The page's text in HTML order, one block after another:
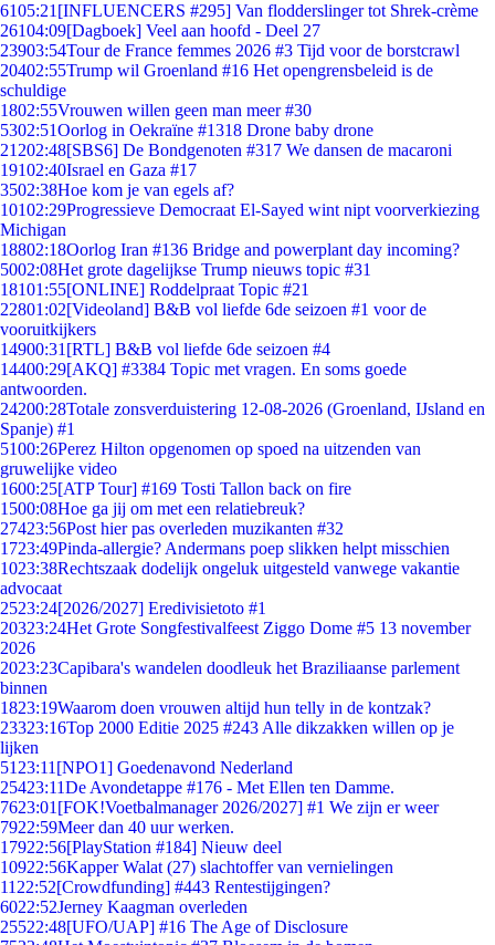
6105:21 [INFLUENCERS #295] Van flodderslinger tot Shrek-crème
26104:09[Dagboek] Veel aan hoofd - Deel 27
23903:54Tour de France femmes 2026 #3 Tijd voor de borstcrawl
20402:55Trump wil Groenland #16 Het opengrensbeleid is de
schuldige
1802:55Vrouwen willen geen man meer #30
5302:51Oorlog in Oekraïne #1318 Drone baby drone
21202:48[SBS6] De Bondgenoten #317 We dansen de macaroni
19102:40Israel en Gaza #17
3502:38Hoe kom je van egels af?
10102:29Progressieve Democraat El-Sayed wint nipt voorverkiezing
Michigan
18802:18Oorlog Iran #136 Bridge and powerplant day incoming?
5002:08Het grote dagelijkse Trump nieuws topic #31
18101:55[ONLINE] Roddelpraat Topic #21
22801:02[Videoland] B&B vol liefde 6de seizoen #1 voor de
vooruitkijkers
14900:31 [RTL] B&B vol liefde 6de seizoen #4
14400:29[AKQ] #3384 Topic met vragen. En soms goede
antwoorden.
24200:28Totale zonsverduistering 12-08-2026 (Groenland, IJsland en
Spanje) #1
5100:26Perez Hilton opgenomen op spoed na uitzenden van
gruwelijke video
1600:25[ATP Tour] #169 Tosti Tallon back on fire
1500:08Hoe ga jij om met een relatiebreuk?
27423:56Post hier pas overleden muzikanten #32
1723:49Pinda-allergie? Andermans poep slikken helpt misschien
1023:38Rechtszaak dodelijk ongeluk uitgesteld vanwege vakantie
advocaat
2523:24[2026/2027] Eredivisietoto #1
20323:24Het Grote Songfestivalfeest Ziggo Dome #5 13 november
2026
2023:23Capibara's wandelen doodleuk het Braziliaanse parlement
binnen
1823:19Waarom doen vrouwen altijd hun telly in de kontzak?
23323:16Top 2000 Editie 2025 #243 Alle dikzakken willen op je
lijken
51 23:11 [NPO1] Goedenavond Nederland
25423:11De Avondetappe #176 - Met Ellen ten Damme.
7623:01 [FOK!Voetbalmanager 2026/2027] #1 We zijn er weer
7922:59Meer dan 40 uur werken.
17922:56[PlayStation #184] Nieuw deel
10922:56Kapper Walat (27) slachtoffer van vernielingen
11 22:52[Crowdfunding] #443 Rentestijgingen?
6022:52Jerney Kaagman overleden
25522:48[UFO/UAP] #16 The Age of Disclosure